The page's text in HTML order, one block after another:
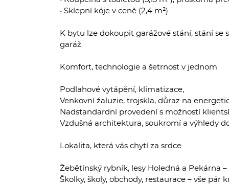
• Sklepní kóje v ceně (2,4 m²)
K bytu lze dokoupit garážové stání, stání se
garáž.
Komfort, technologie a šetrnost v jednom
Podlahové vytápění, klimatizace,
Venkovní žaluzie, trojskla, důraz na
Nadstandardní provedení s možností
Vzdušná architektura, soukromí a výhledy
Lokalita, která vás chytí za srdce
Žebětínský rybník, lesy Holedná a Pekárna
Školky, školy, obchody, restaurace – vše pár